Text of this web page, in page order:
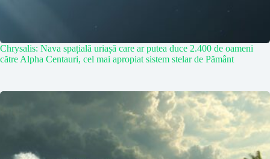
Chrysalis: Nava spațială uriașă care ar putea duce 2.400 de oameni
către Alpha Centauri, cel mai apropiat sistem stelar de Pământ